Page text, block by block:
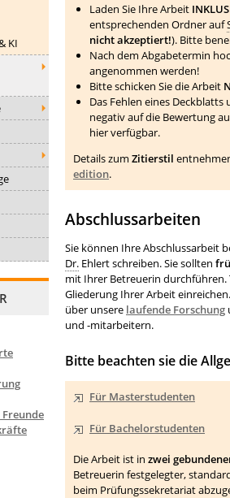
KI
Laden Sie Ihre Arbeit
entsprechenden Ordner auf
nicht akzeptiert!). Bitte
Nach dem Abgabetermin
angenommen werden!
Bitte schicken Sie die Arbeit
Das Fehlen eines
negativ auf die Bewertung
hier verfügbar.
Details zum Zitierstil
edition.
Abschlussarbeiten
Sie können Ihre Abschlussarbeit
Dr. Ehlert schreiben. Sie sollten
mit Ihrer Betreuerin durchführen.
Gliederung Ihrer Arbeit
über unsere laufende Forschung
und -mitarbeitern.
Bitte beachten sie die
Für Masterstudenten
Für Bachelorstudenten
Die Arbeit ist in zwei
Betreuerin festgelegter,
beim Prüfungssekretariat